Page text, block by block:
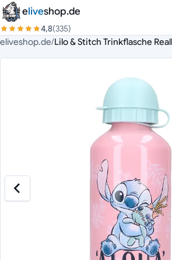
Zum Inhalt springen
eliveshop.de
4,8(335)
eliveshop.de/Lilo & Stitch Trinkflasche